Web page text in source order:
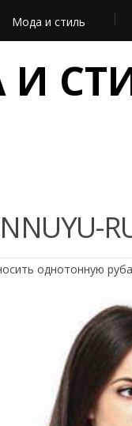
Мода и стиль
однотонную